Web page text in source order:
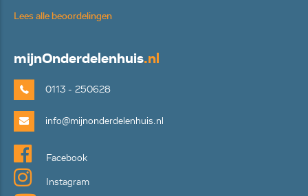
Lees alle beoordelingen
mijnOnderdelenhuis.nl
0113 - 250628
info@mijnonderdelenhuis.nl
Facebook
Instagram